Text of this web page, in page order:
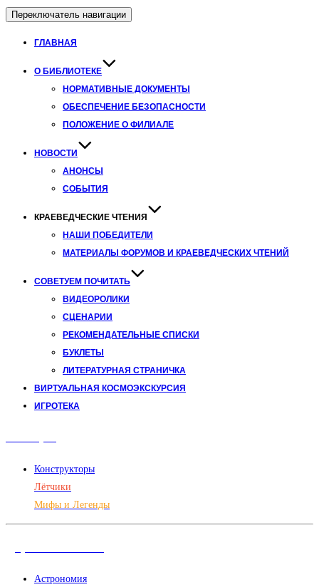
Переключатель навигации
ГЛАВНАЯ
О БИБЛИОТЕКЕ
НОРМАТИВНЫЕ ДОКУМЕНТЫ
ОБЕСПЕЧЕНИЕ БЕЗОПАСНОСТИ
ПОЛОЖЕНИЕ О ФИЛИАЛЕ
НОВОСТИ
АНОНСЫ
СОБЫТИЯ
КРАЕВЕДЧЕСКИЕ ЧТЕНИЯ
НАШИ ПОБЕДИТЕЛИ
МАТЕРИАЛЫ ФОРУМОВ И КРАЕВЕДЧЕСКИХ ЧТЕНИЙ
СОВЕТУЕМ ПОЧИТАТЬ
ВИДЕОРОЛИКИ
СЦЕНАРИИ
РЕКОМЕНДАТЕЛЬНЫЕ СПИСКИ
БУКЛЕТЫ
ЛИТЕРАТУРНАЯ СТРАНИЧКА
ВИРТУАЛЬНАЯ КОСМОЭКСКУРСИЯ
ИГРОТЕКА
Конструкторы
Лётчики
Мифы и Легенды
Астрономия